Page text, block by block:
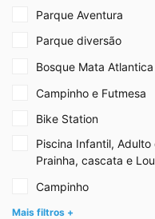
Parque Aventura
Parque diversão
Bosque Mata Atlantica
Campinho e Futmesa
Bike Station
Piscina Infantil,
Prainha, cascata e
Campinho
Mais filtros +